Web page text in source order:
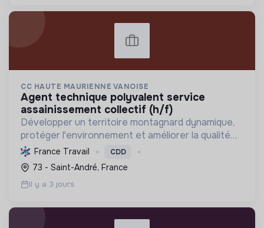
CC HAUTE MAURIENNE VANOISE
agent technique polyvalent service
assainissement collectif (h/f)
Développer un territoire montagnard dynamique,
protéger l'environnement et améliorer la qualité
de vie des habitants par une transition écologique
et sociale ambitieuse.
France Travail CDD
73 - Saint-André, France
Il y a 3 jours